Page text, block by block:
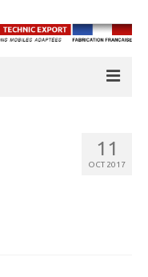
11
OCT 2017